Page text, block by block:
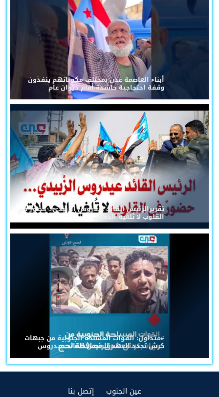
أبناء العاصمة عدن بمختلف مكوناتهم ينفذون
وقفة احتجاجية حاشدة أمام ديوان عام
تقريرالرئيس القائد عيدروس الزُبيدي... حضورٌ في
القلوب لا تُلغيه الحملات
#متداول: القوات المسلحة الجنوبية من جبهات
كرش تجدد العهد للرئيس القائد عيدروس
عين الجنوب إتصل بنا